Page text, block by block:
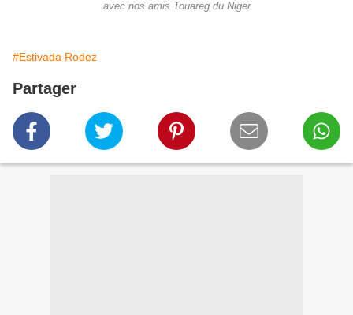
avec nos amis Touareg du Niger
#Estivada Rodez
Partager